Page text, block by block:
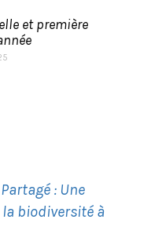
et première
: Une
biodiversité à